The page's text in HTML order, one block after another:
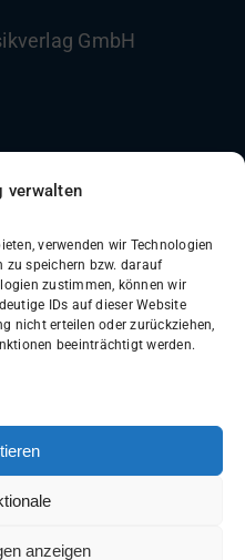
verwalten
verwenden wir Technologien
zu speichern bzw. darauf
zustimmen, können wir
IDs auf dieser Website
nicht erteilen oder zurückziehen,
beeinträchtigt werden.
anzeigen
GmbH